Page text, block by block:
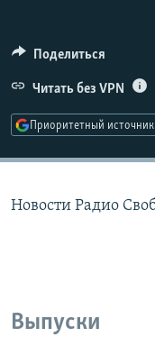
ПОДПИШИТЕСЬ НА
СОЦИАЛЬНЫЕ СЕТИ
Поделиться
Читать без VPN
Приоритетный
Новости Радио
Выпуски